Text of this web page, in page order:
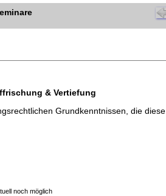
& Vertiefung
Grundkenntnissen, die diese
noch möglich